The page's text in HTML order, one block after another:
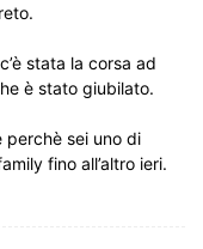
stata la corsa ad
è stato giubilato.
perchè sei uno di
fino all’altro ieri.